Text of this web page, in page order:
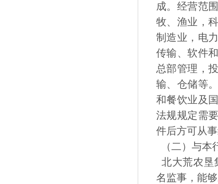
成。经营范
牧、渔业，
制造业，电
传输、软件
总部管理，
输、仓储等
和餐饮业及
法规规定需
件后方可从
（二）与本
北大荒农垦
名监事，能